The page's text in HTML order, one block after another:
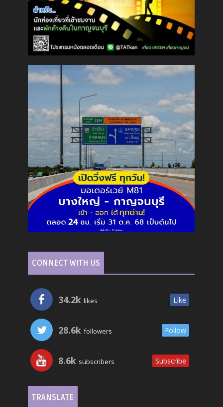
CONNECT WITH US
34.2k likes Like
28.6k followers Follow
8.6k subscribers Subscribe
TRANSLATE